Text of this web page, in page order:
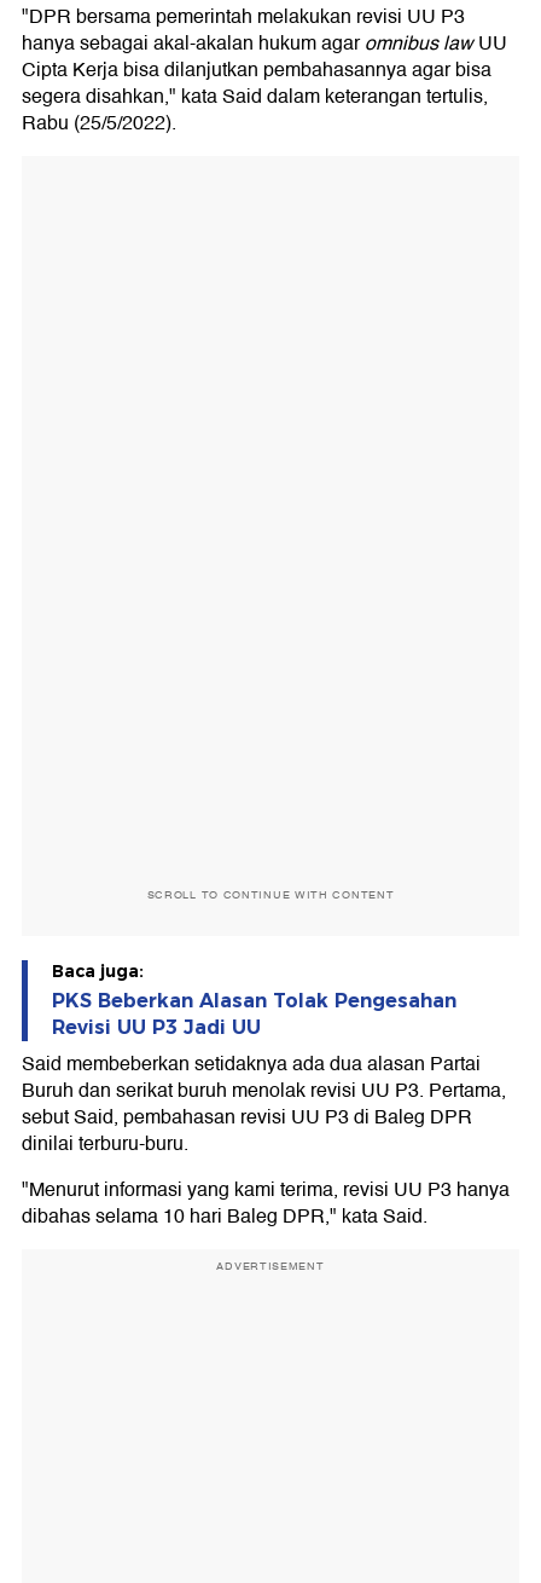
"DPR bersama pemerintah melakukan revisi UU P3
hanya sebagai akal-akalan hukum agaromnibus lawUU
Cipta Kerja bisa dilanjutkan pembahasannya agar bisa
segera disahkan," kata Said dalam keterangan tertulis,
Rabu (25/5/2022).
SCROLL TO CONTINUE WITH CONTENT
Baca juga:
PKS Beberkan Alasan Tolak Pengesahan
Revisi UU P3 Jadi UU
Said membeberkan setidaknya ada dua alasan Partai
Buruh dan serikat buruh menolak revisi UU P3. Pertama,
sebut Said, pembahasan revisi UU P3 di Baleg DPR
dinilai terburu-buru.
"Menurut informasi yang kami terima, revisi UU P3 hanya
dibahas selama 10 hari Baleg DPR," kata Said.
ADVERTISEMENT